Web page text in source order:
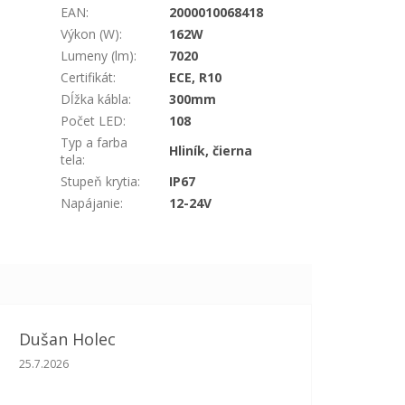
EAN:
2000010068418
Výkon (W):
162W
Lumeny (lm):
7020
Certifikát:
ECE, R10
Dĺžka kábla:
300mm
Počet LED:
108
Typ a farba
tela:
Hliník, čierna
Stupeň krytia:
IP67
Napájanie: 12-24V
Dušan Holec
Hodnotenie obchodu je 5 z 5 hviezdičiek.
25.7.2026